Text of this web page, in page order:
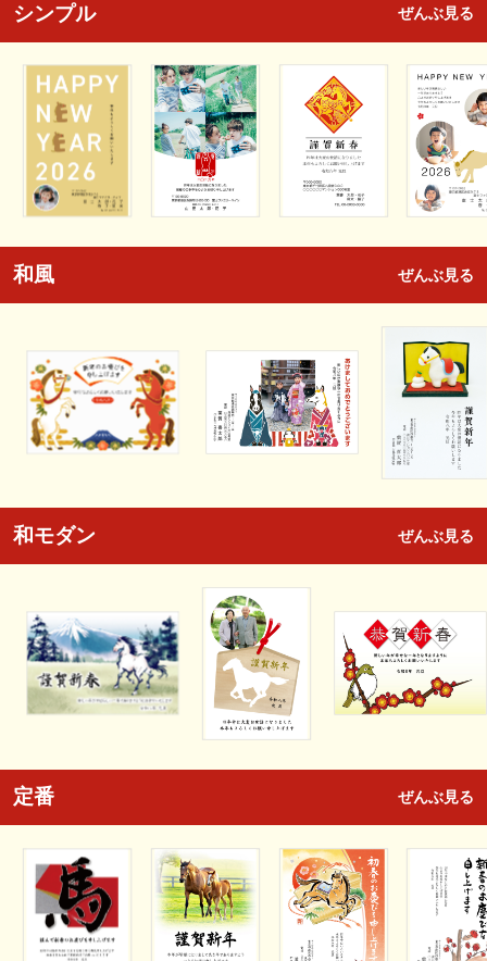
シンプル ぜんぶ見る
和風 ぜんぶ見る
和モダン ぜんぶ見る
定番 ぜんぶ見る